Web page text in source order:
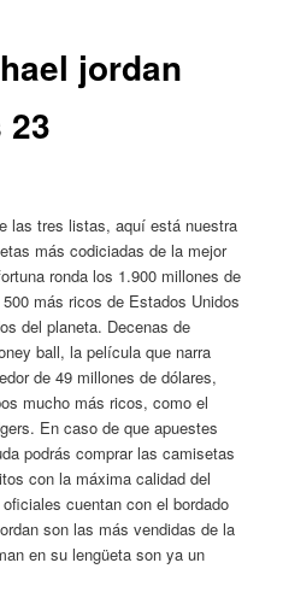
jordan
las tres listas, aquí está nuestra
más codiciadas de la mejor
ronda los 1.900 millones de
más ricos de Estados Unidos
del planeta. Decenas de
ball, la película que narra
de 49 millones de dólares,
mucho más ricos, como el
En caso de que apuestes
podrás comprar las camisetas
con la máxima calidad del
cuentan con el bordado
son las más vendidas de la
en su lengüeta son ya un